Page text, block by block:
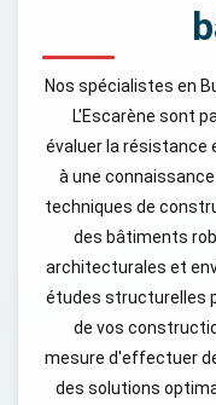
Nos spécialistes en
L'Escarène sont
évaluer la résistance
à une
techniques de
des bâtiments
architecturales et
études structurelles
de vos
mesure d'effectuer
des solutions